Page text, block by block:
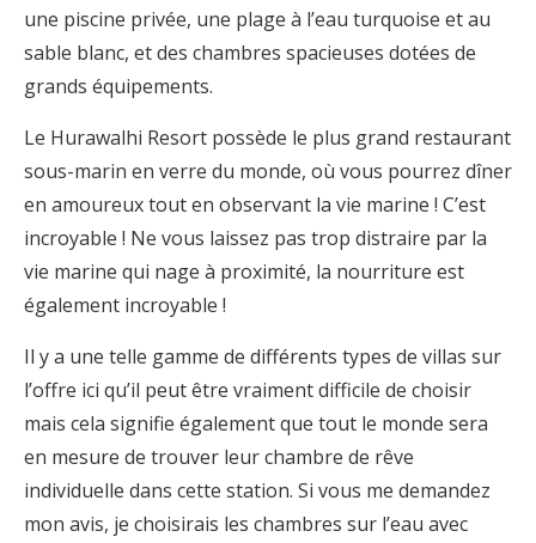
une piscine privée, une plage à l’eau turquoise et au
sable blanc, et des chambres spacieuses dotées de
grands équipements.
Le Hurawalhi Resort possède le plus grand restaurant
sous-marin en verre du monde, où vous pourrez dîner
en amoureux tout en observant la vie marine ! C’est
incroyable ! Ne vous laissez pas trop distraire par la
vie marine qui nage à proximité, la nourriture est
également incroyable !
Il y a une telle gamme de différents types de villas sur
l’offre ici qu’il peut être vraiment difficile de choisir
mais cela signifie également que tout le monde sera
en mesure de trouver leur chambre de rêve
individuelle dans cette station. Si vous me demandez
mon avis, je choisirais les chambres sur l’eau avec